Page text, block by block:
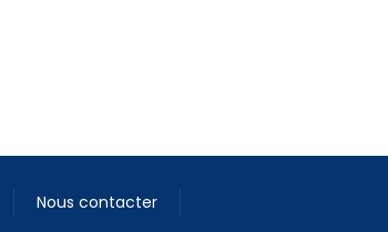
Nous contacter